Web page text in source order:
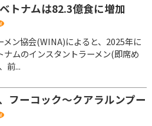
トナムは82.3億食に増加
ン協会(WINA)によると、2025年に
ナムのインスタントラーメン(即席め
前...
フーコック～クアラルンプー